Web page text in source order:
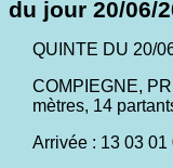
du jour 20/06/
QUINTE DU 20/
COMPIEGNE,
mètres, 14
Arrivée : 13 03 01